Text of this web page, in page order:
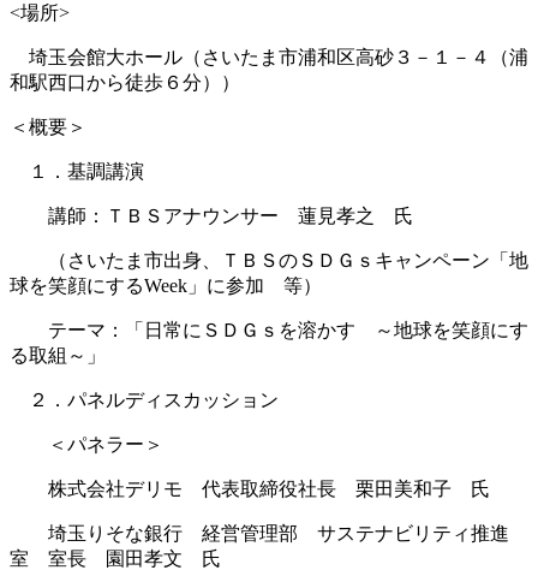
<場所>
埼玉会館大ホール（さいたま市浦和区高砂３－１－４（浦
和駅西口から徒歩６分））
＜概要＞
１．基調講演
講師：ＴＢＳアナウンサー 蓮見孝之 氏
（さいたま市出身、ＴＢＳのＳＤＧｓキャンペーン「地
球を笑顔にするWeek」に参加 等）
テーマ：「日常にＳＤＧｓを溶かす ～地球を笑顔にす
る取組～」
２．パネルディスカッション
＜パネラー＞
株式会社デリモ 代表取締役社長 栗田美和子 氏
埼玉りそな銀行 経営管理部 サステナビリティ推進
室 室長 園田孝文 氏